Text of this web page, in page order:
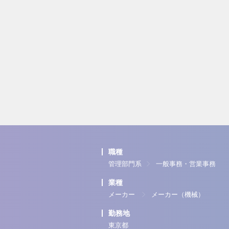
職種
管理部門系 一般事務・営業事務
業種
メーカー メーカー（機械）
勤務地
東京都